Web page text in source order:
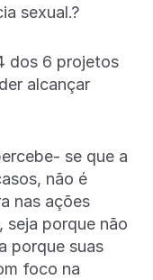
sexual.?
dos 6 projetos
alcançar
se que a
não é
nas ações
seja porque não
porque suas
foco na